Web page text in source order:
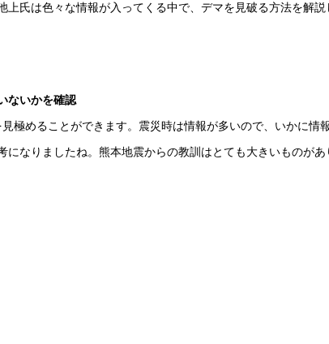
氏は色々な情報が入ってくる中で、デマを見破る方法を解説
ないかを確認
極めることができます。震災時は情報が多いので、いかに情
なりましたね。熊本地震からの教訓はとても大きいものがあ